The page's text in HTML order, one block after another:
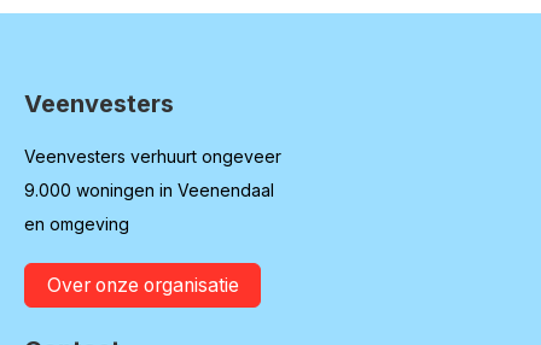
Contactinformatie
Veenvesters
Veenvesters verhuurt ongeveer
9.000 woningen in Veenendaal
en omgeving
Over onze organisatie